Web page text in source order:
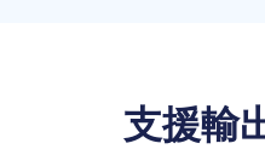
支援輸